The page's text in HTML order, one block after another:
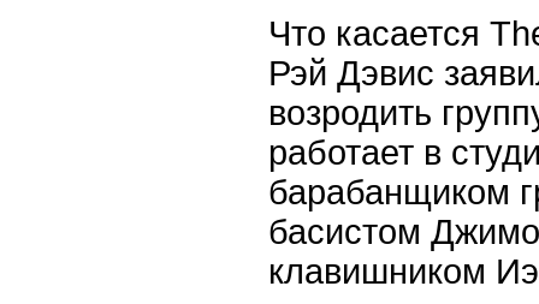
Что касается
Рэй Дэвис
возродить
работает в
барабанщиком
басистом
клавишником